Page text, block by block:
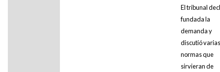
El tribunal
fundada la
demanda y
discutió varias
normas que
sirvieran de